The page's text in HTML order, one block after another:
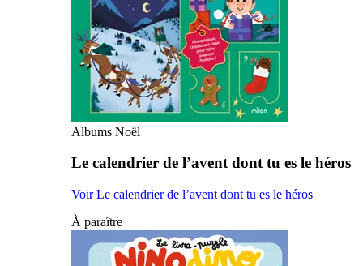
Albums Noël
Le calendrier de l’avent dont tu es le héros
Voir Le calendrier de l’avent dont tu es le héros
À paraître